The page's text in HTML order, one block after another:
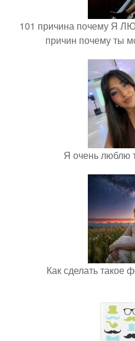
101 причина почему Я
причин почему ты
Я очень люблю
Как сделать такое